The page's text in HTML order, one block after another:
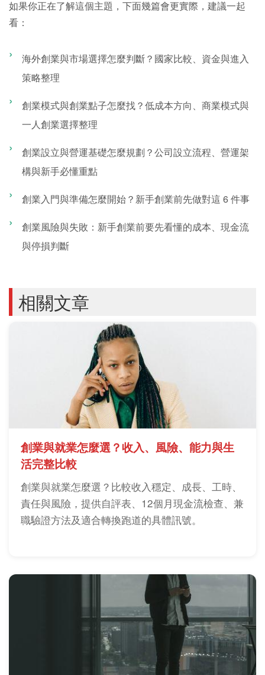
如果你正在了解這個主題，下面幾篇會更實際，建議一起
看：
海外創業與市場選擇怎麼判斷？國家比較、資金與進入
策略整理
創業模式與創業點子怎麼找？低成本方向、商業模式與
一人創業選擇整理
創業設立與營運基礎怎麼規劃？公司設立流程、營運架
構與新手必懂重點
創業入門與準備怎麼開始？新手創業前先做對這 6 件事
創業風險與失敗：新手創業前要先看懂的成本、現金流
與停損判斷
相關文章
創業與就業怎麼選？收入、風險、能力與生
活完整比較
創業與就業怎麼選？比較收入穩定、成長、工時、
責任與風險，提供自評表、12個月現金流檢查、兼
職驗證方法及適合轉換跑道的具體訊號。